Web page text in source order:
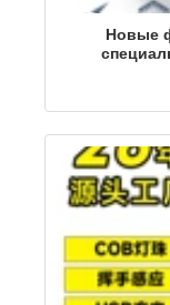
Новые
батареи